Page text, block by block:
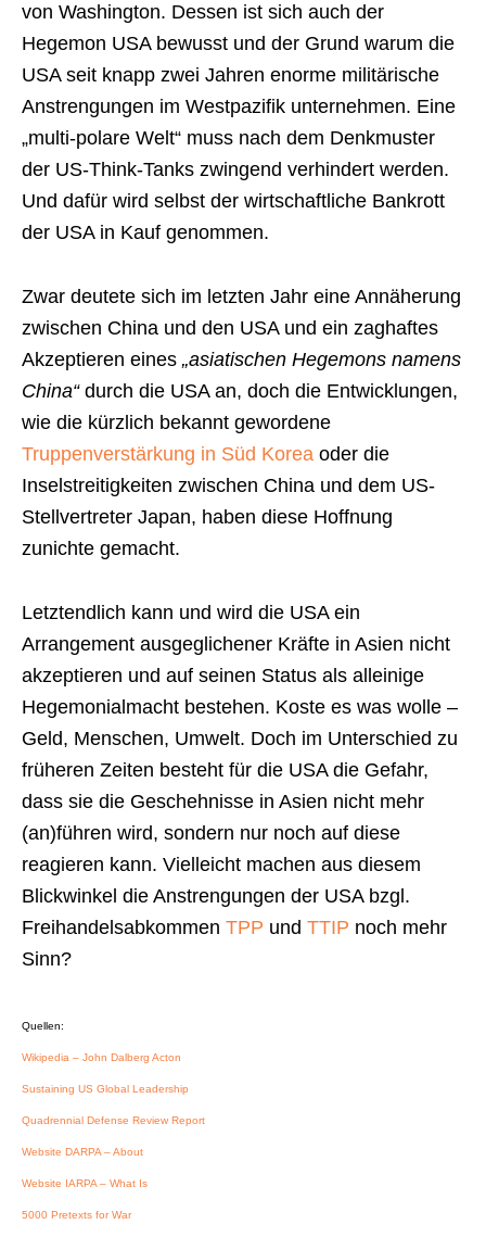
von Washington. Dessen ist sich auch der
Hegemon USA bewusst und der Grund warum die
USA seit knapp zwei Jahren enorme militärische
Anstrengungen im Westpazifik unternehmen. Eine
„multi-polare Welt“ muss nach dem Denkmuster
der US-Think-Tanks zwingend verhindert werden.
Und dafür wird selbst der wirtschaftliche Bankrott
der USA in Kauf genommen.
Zwar deutete sich im letzten Jahr eine Annäherung
zwischen China und den USA und ein zaghaftes
Akzeptieren eines „asiatischen Hegemons namens
China“durch die USA an, doch die Entwicklungen,
wie die kürzlich bekannt gewordene
Truppenverstärkung in Süd Korea oder die
Inselstreitigkeiten zwischen China und dem US-
Stellvertreter Japan, haben diese Hoffnung
zunichte gemacht.
Letztendlich kann und wird die USA ein
Arrangement ausgeglichener Kräfte in Asien nicht
akzeptieren und auf seinen Status als alleinige
Hegemonialmacht bestehen. Koste es was wolle –
Geld, Menschen, Umwelt. Doch im Unterschied zu
früheren Zeiten besteht für die USA die Gefahr,
dass sie die Geschehnisse in Asien nicht mehr
(an)führen wird, sondern nur noch auf diese
reagieren kann. Vielleicht machen aus diesem
Blickwinkel die Anstrengungen der USA bzgl.
Freihandelsabkommen TPP und TTIP noch mehr
Sinn?
Quellen:
Wikipedia – John Dalberg Acton
Sustaining US Global Leadership
Quadrennial Defense Review Report
Website DARPA – About
Website IARPA – What Is
5000 Pretexts for War